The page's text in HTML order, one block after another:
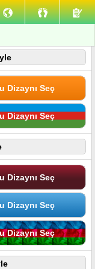
Dizaynı Seç
Dizaynı Seç
Dizaynı Seç
Dizaynı Seç
Dizaynı Seç